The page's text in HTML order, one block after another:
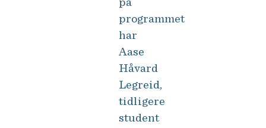
på
programmet
har
Aase
Håvard
Legreid,
tidligere
student